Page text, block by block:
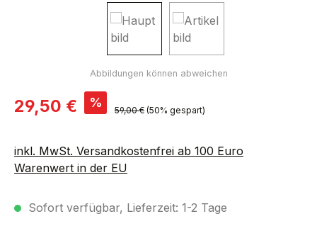
Verkaufspreis:
29,50 € % Regulärer Preis:
59,00 € (50% gespart)
inkl. MwSt. Versandkostenfrei ab 100 Euro
Warenwert in der EU
Sofort verfügbar, Lieferzeit: 1-2 Tage